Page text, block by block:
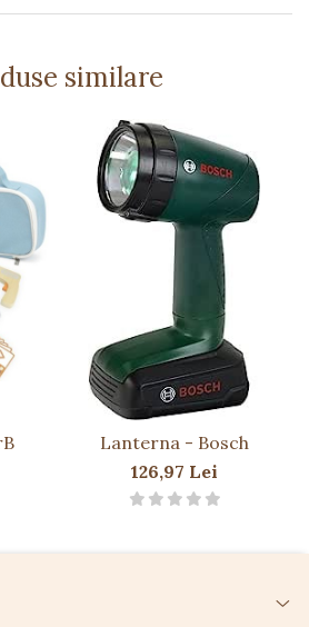
din plastic rezistent,
funcțională cu sunete și
datorită cutiei compacte
31 x 16,5 x 12,5 cm
3 baterii R6 AA (neincluse)
similare
Lanterna - Bosch
126,97 Lei